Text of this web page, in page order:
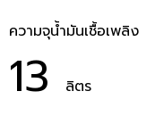
ความจุน้ำมันเชื้อเพลิง
13 ลิตร